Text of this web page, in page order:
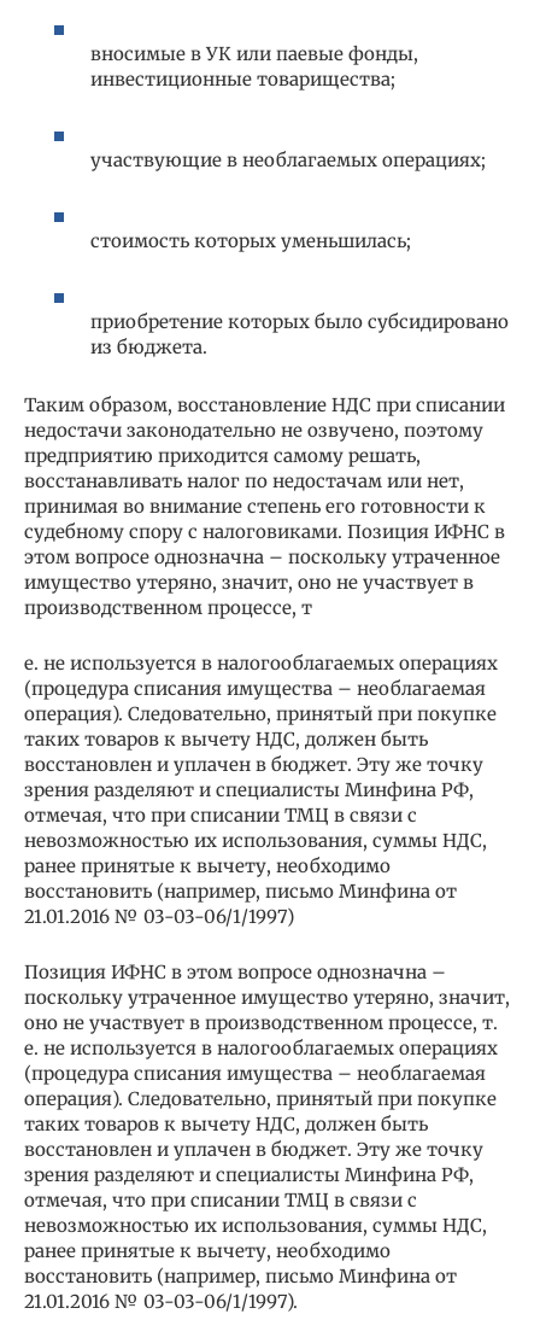
вносимые в УК или паевые фонды,
инвестиционные товарищества;
участвующие в необлагаемых операциях;
стоимость которых уменьшилась;
приобретение которых было субсидировано
из бюджета.
Таким образом, восстановление НДС при списании
недостачи законодательно не озвучено, поэтому
предприятию приходится самому решать,
восстанавливать налог по недостачам или нет,
принимая во внимание степень его готовности к
судебному спору с налоговиками. Позиция ИФНС в
этом вопросе однозначна – поскольку утраченное
имущество утеряно, значит, оно не участвует в
производственном процессе, т
е. не используется в налогооблагаемых операциях
(процедура списания имущества – необлагаемая
операция). Следовательно, принятый при покупке
таких товаров к вычету НДС, должен быть
восстановлен и уплачен в бюджет. Эту же точку
зрения разделяют и специалисты Минфина РФ,
отмечая, что при списании ТМЦ в связи с
невозможностью их использования, суммы НДС,
ранее принятые к вычету, необходимо
восстановить (например, письмо Минфина от
21.01.2016 № 03-03-06/1/1997)
Позиция ИФНС в этом вопросе однозначна –
поскольку утраченное имущество утеряно, значит,
оно не участвует в производственном процессе, т.
е. не используется в налогооблагаемых операциях
(процедура списания имущества – необлагаемая
операция). Следовательно, принятый при покупке
таких товаров к вычету НДС, должен быть
восстановлен и уплачен в бюджет. Эту же точку
зрения разделяют и специалисты Минфина РФ,
отмечая, что при списании ТМЦ в связи с
невозможностью их использования, суммы НДС,
ранее принятые к вычету, необходимо
восстановить (например, письмо Минфина от
21.01.2016 № 03-03-06/1/1997).